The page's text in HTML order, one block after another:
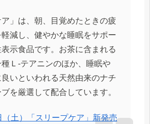
ア」は、朝、目覚めたときの疲
減し、健やかな睡眠をサポー
表示食品です。お茶に含まれる
Ｌ-テアニンのほか、睡眠や
良いといわれる天然由来のナチ
を厳選して配合しています。
（土）「スリープケア」新発売